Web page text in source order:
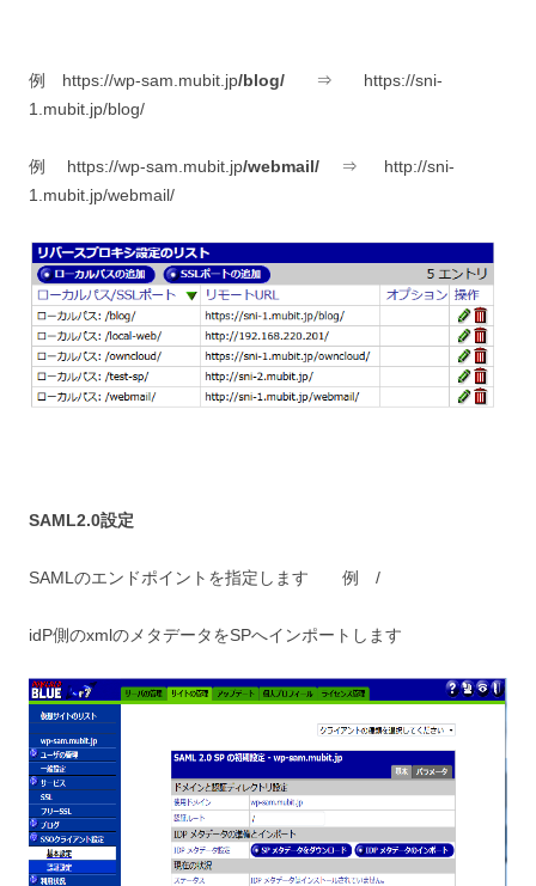
例 https://wp-sam.mubit.jp/blog/
⇒ https://sni-
1.mubit.jp/blog/
例 https://wp-sam.mubit.jp/webmail/ ⇒ http://sni-
1.mubit.jp/webmail/
SAML2.0設定
SAMLのエンドポイントを指定します 例 /
idP側のxmlのメタデータをSPへインポートします